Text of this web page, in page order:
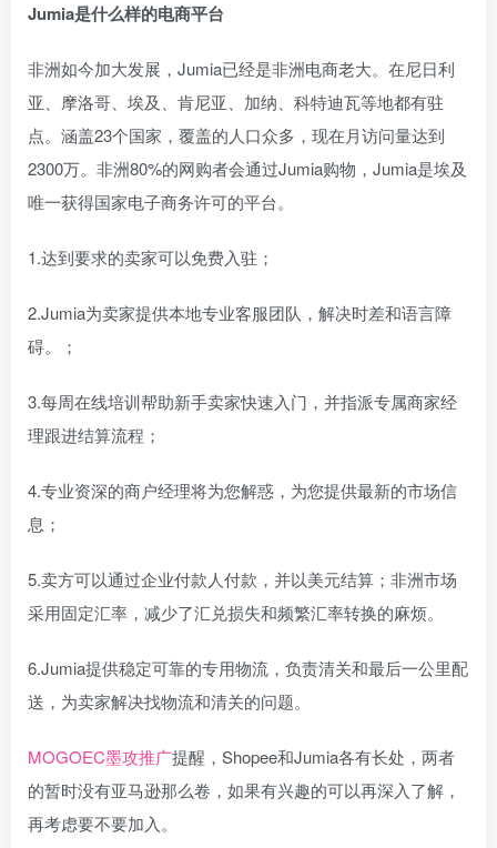
Jumia是什么样的电商平台
非洲如今加大发展，Jumia已经是非洲电商老大。在尼日利
亚、摩洛哥、埃及、肯尼亚、加纳、科特迪瓦等地都有驻
点。涵盖23个国家，覆盖的人口众多，现在月访问量达到
2300万。非洲80%的网购者会通过Jumia购物，Jumia是埃及
唯一获得国家电子商务许可的平台。
1.达到要求的卖家可以免费入驻；
2.Jumia为卖家提供本地专业客服团队，解决时差和语言障
碍。；
3.每周在线培训帮助新手卖家快速入门，并指派专属商家经
理跟进结算流程；
4.专业资深的商户经理将为您解惑，为您提供最新的市场信
息；
5.卖方可以通过企业付款人付款，并以美元结算；非洲市场
采用固定汇率，减少了汇兑损失和频繁汇率转换的麻烦。
6.Jumia提供稳定可靠的专用物流，负责清关和最后一公里配
送，为卖家解决找物流和清关的问题。
MOGOEC墨攻推广提醒，Shopee和Jumia各有长处，两者
的暂时没有亚马逊那么卷，如果有兴趣的可以再深入了解，
再考虑要不要加入。